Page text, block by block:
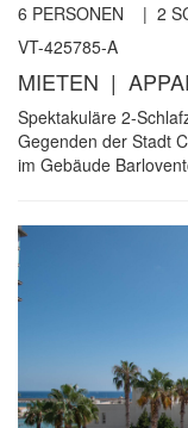
6 PERSONEN | 2
VT-425785-A
MIETEN |
Spektakuläre 2-
Gegenden der Stadt
im Gebäude